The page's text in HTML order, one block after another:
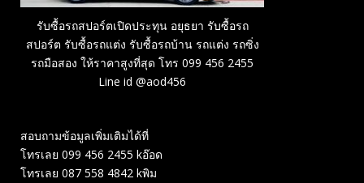
รับซื้อรถสปอร์ตเปิดประทุน อยุธยา รับซื้อรถ
สปอร์ต รับซื้อรถแต่ง รับซื้อรถบ้าน รถแต่ง รถซิ่ง
รถมือสอง ให้ราคาสูงที่สุด โทร 099 456 2455
Line id @aod456
สอบถามข้อมูลเพิ่มเติมได้ที่
โทรเลย 099 456 2455 kอ๊อด
โทรเลย 087 558 4842 kพิม